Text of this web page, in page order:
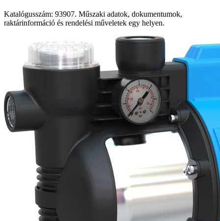
Katalógusszám: 93907. Műszaki adatok, dokumentumok,
raktárinformáció és rendelési műveletek egy helyen.